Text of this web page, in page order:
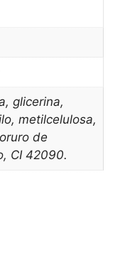
glicerina,
metilcelulosa,
de
CI 42090.